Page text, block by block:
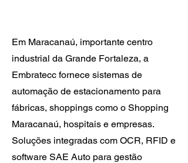
Em Maracanaú, importante centro
industrial da Grande Fortaleza, a
Embratecc fornece sistemas de
automação de estacionamento para
fábricas, shoppings como o Shopping
Maracanaú, hospitais e empresas.
Soluções integradas com OCR, RFID e
software SAE Auto para gestão